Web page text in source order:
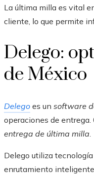
La última milla es vital
cliente, lo que permite
Delego:
de México
Delego es un software
operaciones de
entrega de última milla.
Delego utiliza
enrutamiento